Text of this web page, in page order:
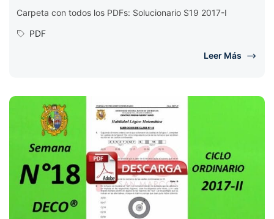
Carpeta con todos los PDFs: Solucionario S19 2017-I
PDF
Leer Más